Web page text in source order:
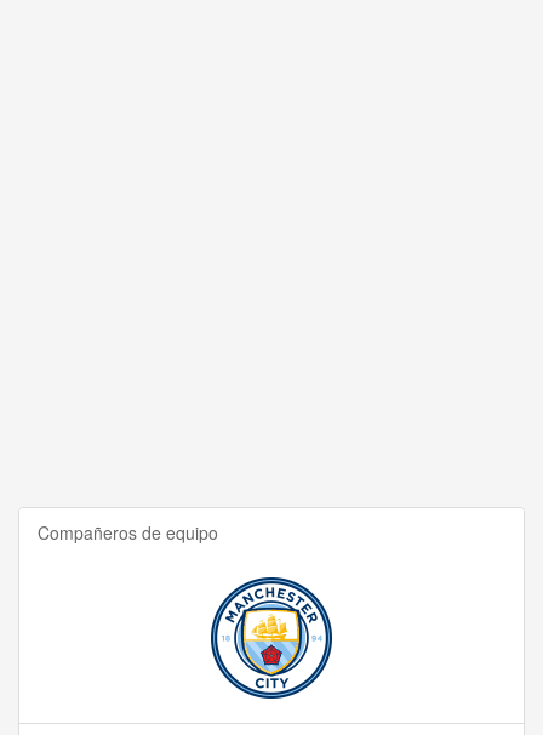
Compañeros de equipo